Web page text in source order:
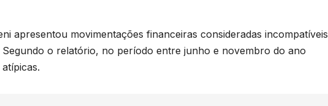
apresentou movimentações financeiras consideradas incompatíveis
Segundo o relatório, no período entre junho e novembro do ano